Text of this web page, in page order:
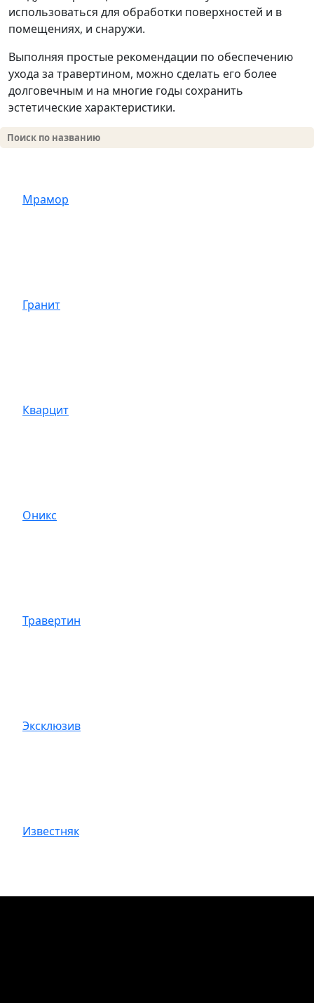
использоваться для обработки поверхностей и в
помещениях, и снаружи.
Выполняя простые рекомендации по обеспечению
ухода за травертином, можно сделать его более
долговечным и на многие годы сохранить
эстетические характеристики.
Мрамор
Гранит
Кварцит
Оникс
Травертин
Эксклюзив
Известняк